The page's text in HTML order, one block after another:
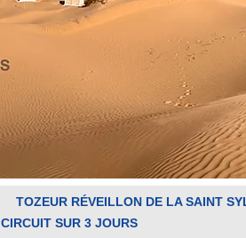
TOZEUR RÉVEILLON DE LA SAINT
CIRCUIT SUR 3 JOURS